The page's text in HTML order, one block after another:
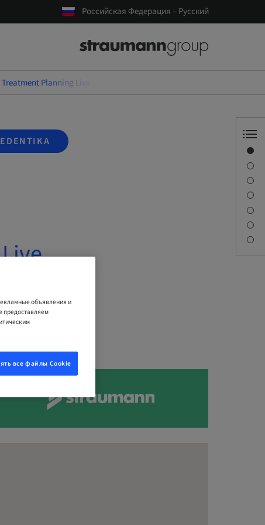
Российская Федерация – Русский
Planning Live
объявления и
предоставляем
все файлы Cookie